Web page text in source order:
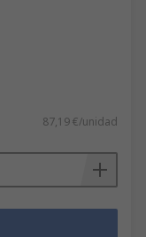
87,19 €/unidad